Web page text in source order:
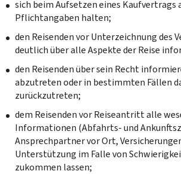
sich beim Aufsetzen eines Kaufvertrags
Pflichtangaben halten;
den Reisenden vor Unterzeichnung des
deutlich über alle Aspekte der Reise
den Reisenden über sein Recht
abzutreten oder in bestimmten Fällen
zurückzutreten;
dem Reisenden vor Reiseantritt alle
Informationen (Abfahrts- und
Ansprechpartner vor Ort,
Unterstützung im Falle von
zukommen lassen;